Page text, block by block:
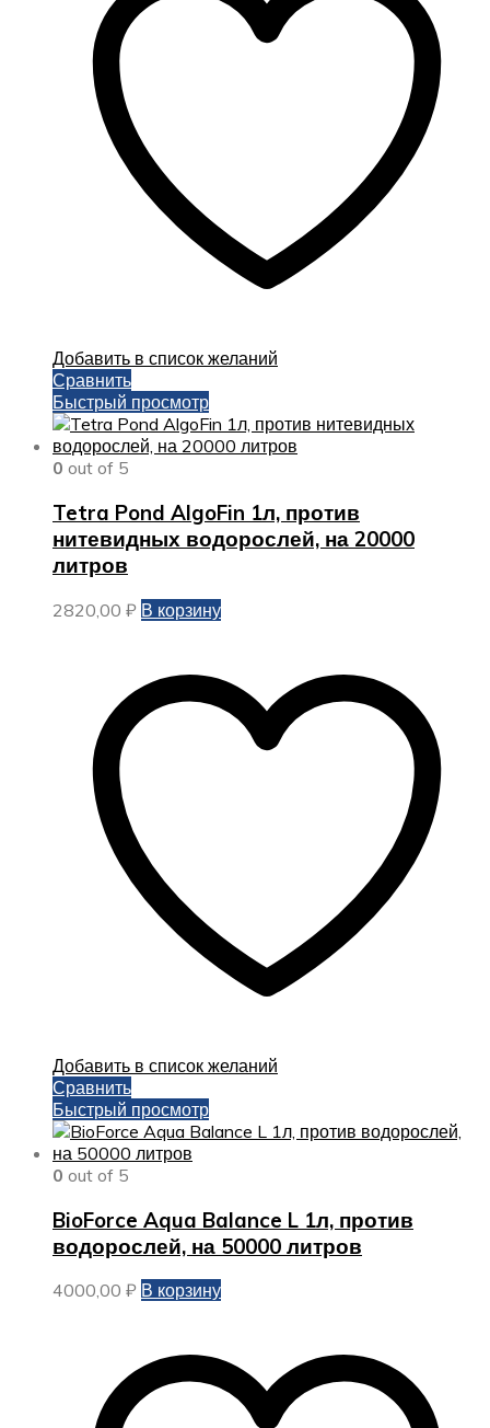
Добавить в список желаний
Сравнить
Быстрый просмотр
0 out of 5
Tetra Pond AlgoFin 1л, против
нитевидных водорослей, на 20000
литров
2820,00 ₽ В корзину
Добавить в список желаний
Сравнить
Быстрый просмотр
0 out of 5
BioForce Aqua Balance L 1л, против
водорослей, на 50000 литров
4000,00 ₽ В корзину